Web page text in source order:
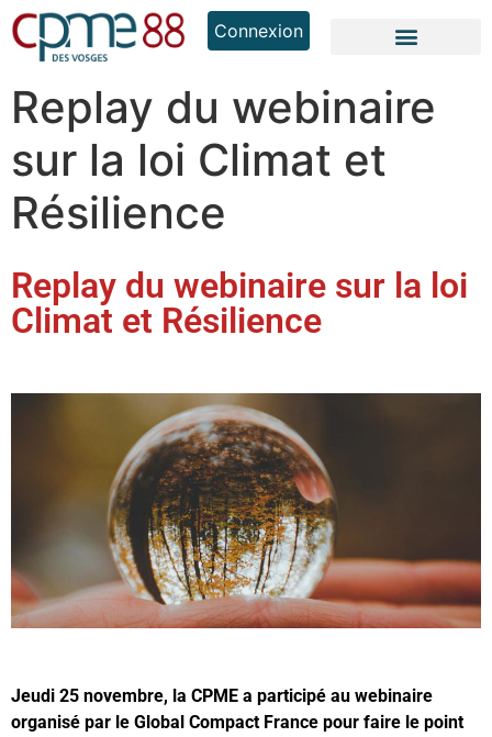
Connexion
Replay du webinaire
sur la loi Climat et
Résilience
Replay du webinaire sur la loi
Climat et Résilience
Jeudi 25 novembre, la CPME a participé au webinaire
organisé par le Global Compact France pour faire le point